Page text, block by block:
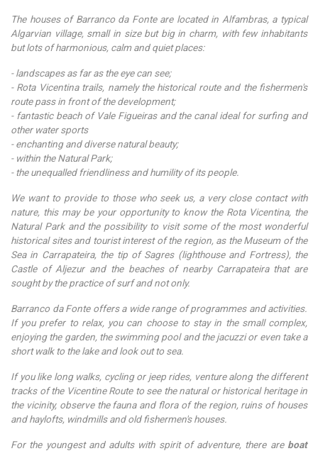
The houses of Barranco da Fonte are located in Alfambras, a typical
Algarvian village, small in size but big in charm, with few inhabitants
but lots of harmonious, calm and quiet places:
- landscapes as far as the eye can see;
- Rota Vicentina trails, namely the historical route and the fishermen's
route pass in front of the development;
- fantastic beach of Vale Figueiras and the canal ideal for surfing and
other water sports
- enchanting and diverse natural beauty;
- within the Natural Park;
- the unequalled friendliness and humility of its people.
We want to provide to those who seek us, a very close contact with
nature, this may be your opportunity to know the Rota Vicentina, the
Natural Park and the possibility to visit some of the most wonderful
historical sites and tourist interest of the region, as the Museum of the
Sea in Carrapateira, the tip of Sagres (lighthouse and Fortress), the
Castle of Aljezur and the beaches of nearby Carrapateira that are
sought by the practice of surf and not only.
Barranco da Fonte offers a wide range of programmes and activities.
If you prefer to relax, you can choose to stay in the small complex,
enjoying the garden, the swimming pool and the jacuzzi or even take a
short walk to the lake and look out to sea.
If you like long walks, cycling or jeep rides, venture along the different
tracks of the Vicentine Route to see the natural or historical heritage in
the vicinity, observe the fauna and flora of the region, ruins of houses
and haylofts, windmills and old fishermen's houses.
For the youngest and adults with spirit of adventure, there are boat